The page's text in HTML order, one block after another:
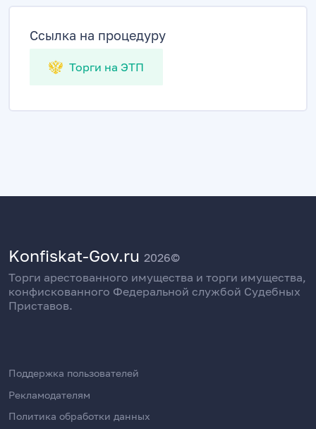
Ссылка на процедуру
Торги на ЭТП
Konfiskat-Gov.ru 2026©
Торги арестованного имущества и торги имущества,
конфискованного Федеральной службой Судебных
Приставов.
Поддержка пользователей
Рекламодателям
Политика обработки данных